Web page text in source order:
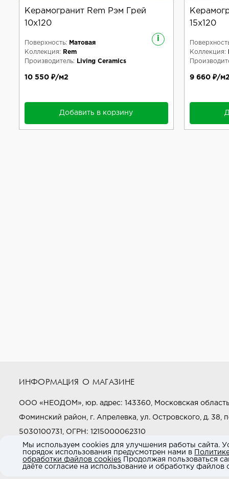
Керамогранит Rem Рэм Грей
10x120
i
Поверхность:
Матовая
Коллекция:
Rem
Производитель:
Living Ceramics
10 550 ₽/м2
Добавить в корзину
15x120
Коллекция:
9 660 ₽/м2
ИНФОРМАЦИЯ О МАГАЗИНЕ
ООО «НЕОДОМ», юр. адрес: 143360, Московская
Фоминский район, г. Апрелевка, ул. Островского, д. 38,
5030100731, ОГРН: 1215000062310
Звоните нам:+7 (800) 505-97-97
E-mail: market@neodom.ru
Мы используем cookies для улучшения работы сайта.
порядок использования предусмотрен нами в
обработки файлов cookies Продолжая пользоваться
даёте согласие на использование и обработку файлов